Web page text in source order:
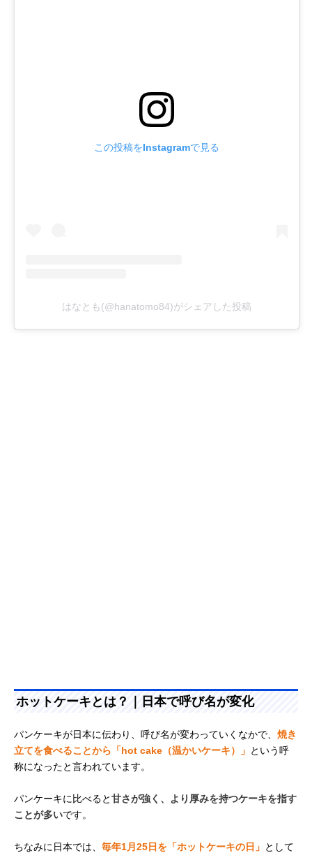
この投稿をInstagramで見る
はなとも(@hanatomo84)がシェアした投稿
ホットケーキとは？｜日本で呼び名が変化
パンケーキが日本に伝わり、呼び名が変わっていくなかで、 焼き
立てを食べることから「hot cake（温かいケーキ）」 という呼
称になったと言われています。
パンケーキに比べると甘さが強く、より厚みを持つケーキを指す
ことが多いです。
ちなみに日本では、 毎年1月25日を「ホットケーキの日」 として